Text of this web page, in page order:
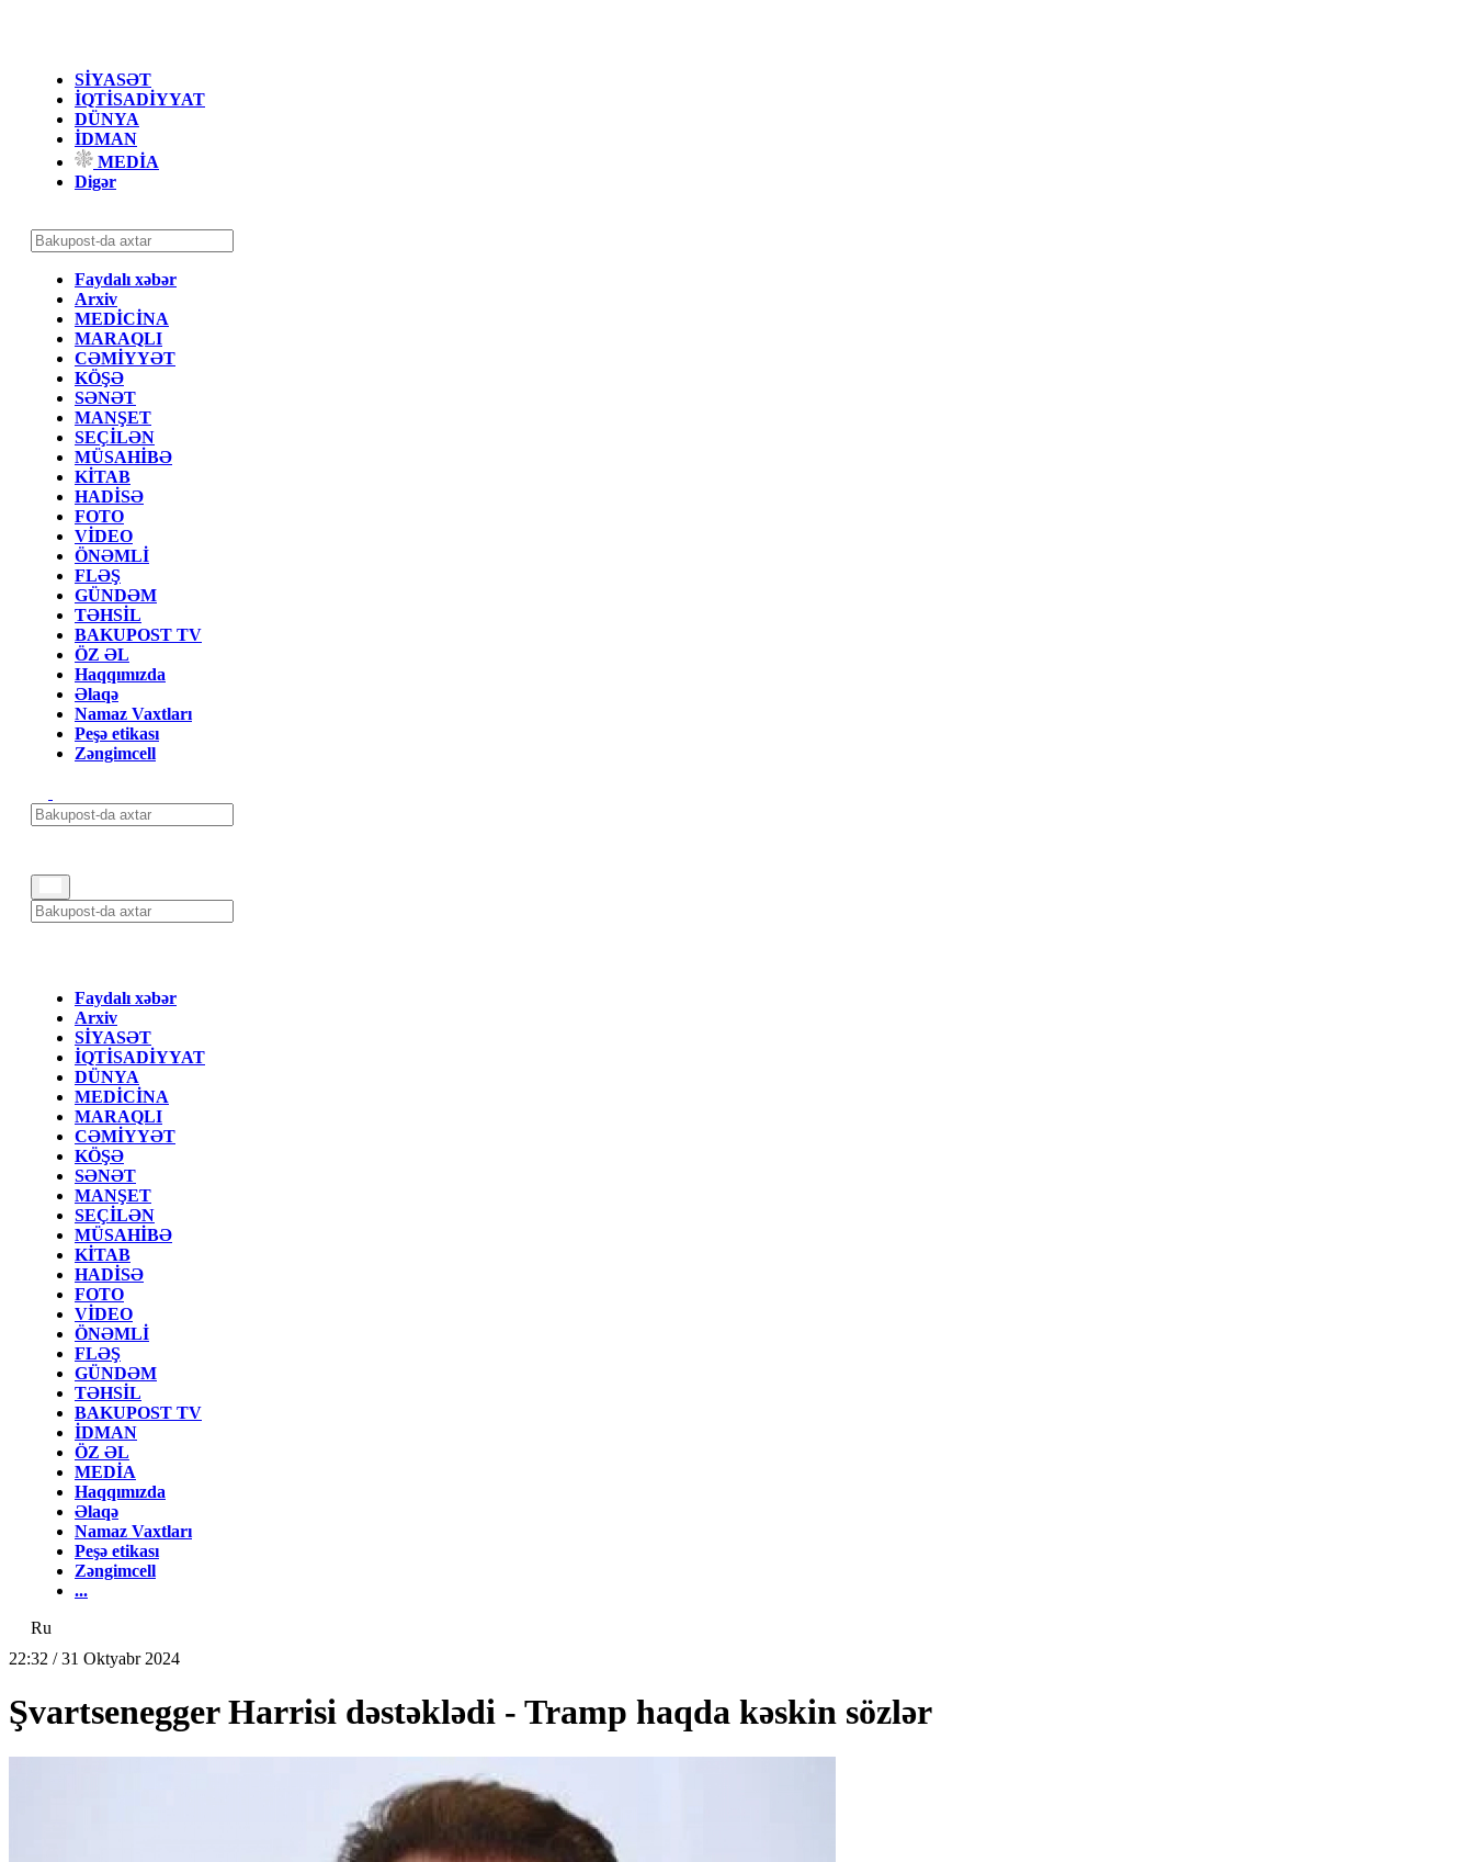
SİYASƏT
İQTİSADİYYAT
DÜNYA
İDMAN
MEDİA
Digər
Faydalı xəbər
Arxiv
MEDİCİNA
MARAQLI
CƏMİYYƏT
KÖŞƏ
SƏNƏT
MANŞET
SEÇİLƏN
MÜSAHİBƏ
KİTAB
HADİSƏ
FOTO
VİDEO
ÖNƏMLİ
FLƏŞ
GÜNDƏM
TƏHSİL
BAKUPOST TV
ÖZ ƏL
Haqqımızda
Əlaqə
Namaz Vaxtları
Peşə etikası
Zəngimcell
Faydalı xəbər
Arxiv
SİYASƏT
İQTİSADİYYAT
DÜNYA
MEDİCİNA
MARAQLI
CƏMİYYƏT
KÖŞƏ
SƏNƏT
MANŞET
SEÇİLƏN
MÜSAHİBƏ
KİTAB
HADİSƏ
FOTO
VİDEO
ÖNƏMLİ
FLƏŞ
GÜNDƏM
TƏHSİL
BAKUPOST TV
İDMAN
ÖZ ƏL
MEDİA
Haqqımızda
Əlaqə
Namaz Vaxtları
Peşə etikası
Zəngimcell
...
Ru
22:32 / 31 Oktyabr 2024
Şvartsenegger Harrisi dəstəklədi - Tramp haqda kəskin sözlər